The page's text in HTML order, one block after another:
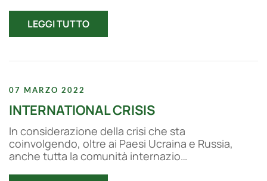
LEGGI TUTTO
07 MARZO 2022
INTERNATIONAL CRISIS
In considerazione della crisi che sta
coinvolgendo, oltre ai Paesi Ucraina e Russia,
anche tutta la comunità internazio…